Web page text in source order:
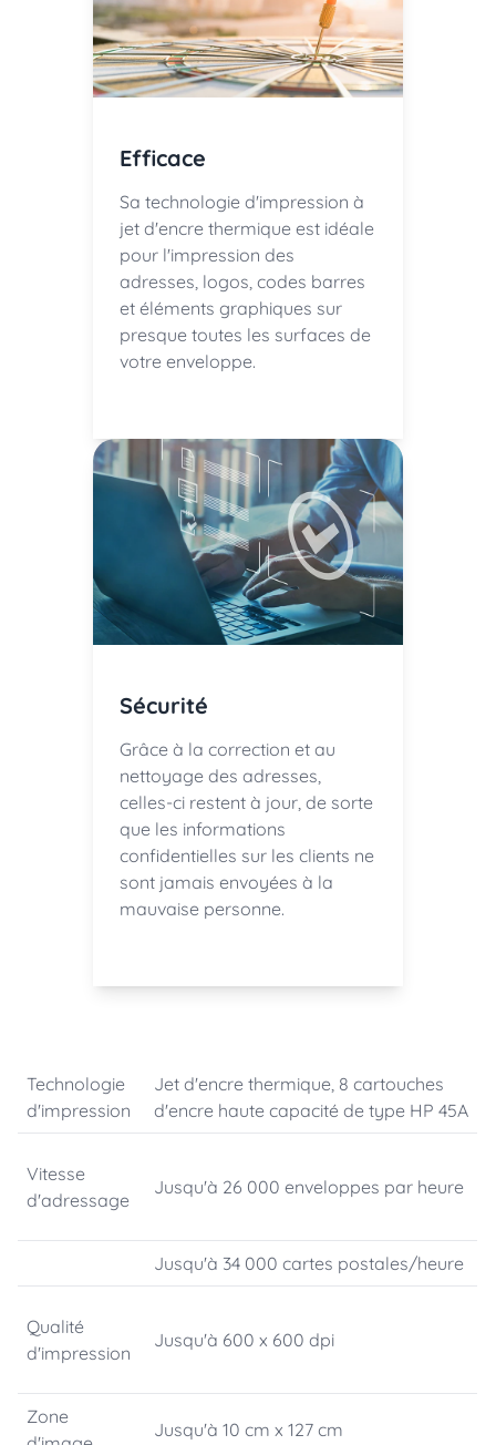
Efficace
Sa technologie d'impression à
jet d'encre thermique est idéale
pour l'impression des
adresses, logos, codes barres
et éléments graphiques sur
presque toutes les surfaces de
votre enveloppe.
Sécurité
Grâce à la correction et au
nettoyage des adresses,
celles-ci restent à jour, de sorte
que les informations
confidentielles sur les clients ne
sont jamais envoyées à la
mauvaise personne.
Technologie
d'impression
Jet d'encre thermique, 8 cartouches
d'encre haute capacité de type HP 45A
Vitesse
d'adressage
Jusqu'à 26 000 enveloppes par heure
Jusqu'à 34 000 cartes postales/heure
Qualité
d'impression
Jusqu'à 600 x 600 dpi
Zone
Jusqu'à 10 cm x 127 cm